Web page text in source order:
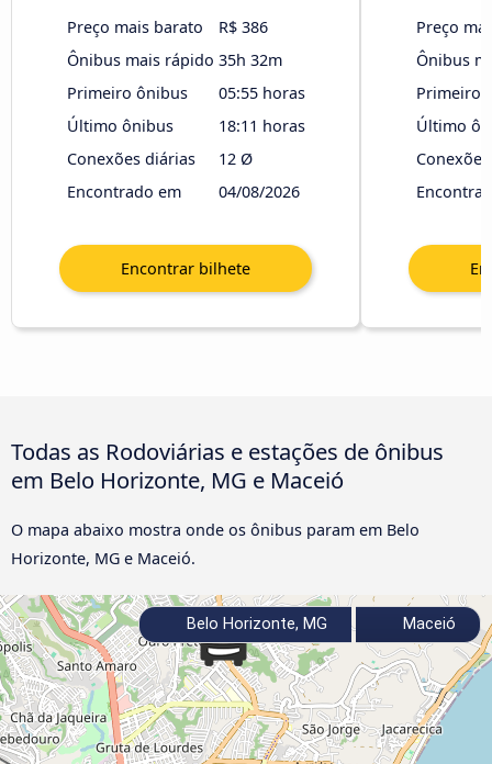
Preço mais barato
R$ 386
Ônibus mais rápido 35h 32m
Primeiro ônibus
05:55 horas
Último ônibus
18:11 horas
Conexões diárias
12 Ø
Encontrado em
04/08/2026
Preço
Ônibus
Primeiro
Último
Todas as Rodoviárias e estações de ônibus
em Belo Horizonte, MG e Maceió
O mapa abaixo mostra onde os ônibus param em Belo
Horizonte, MG e Maceió.
Belo Horizonte, MG Maceió